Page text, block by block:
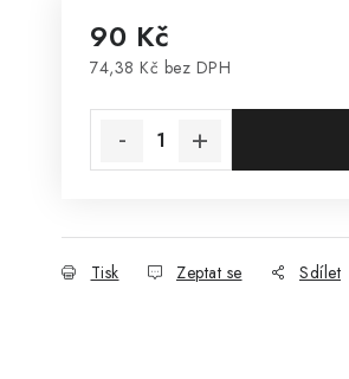
90 Kč
74,38 Kč bez DPH
Tisk Zeptat se Sdílet